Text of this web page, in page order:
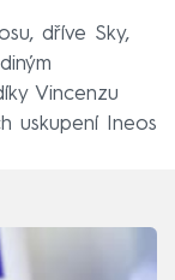
dříve Sky,
Vincenzu
uskupení Ineos